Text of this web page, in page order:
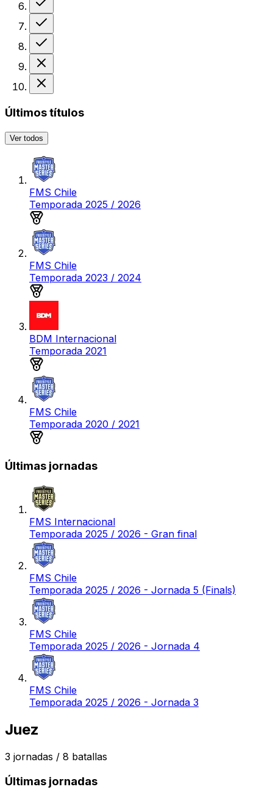
Últimos títulos
Ver todos
FMS Chile
Temporada 2025 / 2026
FMS Chile
Temporada 2023 / 2024
BDM Internacional
Temporada 2021
FMS Chile
Temporada 2020 / 2021
Últimas jornadas
FMS Internacional
Temporada 2025 / 2026 - Gran final
FMS Chile
Temporada 2025 / 2026 - Jornada 5 (Finals)
FMS Chile
Temporada 2025 / 2026 - Jornada 4
FMS Chile
Temporada 2025 / 2026 - Jornada 3
Juez
3 jornadas / 8 batallas
Últimas jornadas